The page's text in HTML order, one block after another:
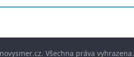
novysmer.cz. Všechna práva vyhrazena.